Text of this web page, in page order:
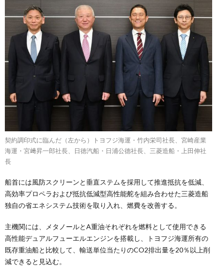
契約調印式に臨んだ（左から）トヨフジ海運・竹内栄司社長、宮崎産業
海運・宮﨑昇一郎社長、日徳汽船・日浦公德社長、三菱造船・上田伸社
長
船首には風防スクリーンと垂直ステムを採用して推進抵抗を低減、
高効率プロペラおよび抵抗低減型高性能舵を組み合わせた三菱造船
独自の省エネシステム技術を取り入れ、燃費を改善する。
主機関には、メタノールとA重油それぞれを燃料として使用できる
高性能デュアルフューエルエンジンを搭載し、トヨフジ海運所有の
既存重油船と比較して、輸送単位当たりのCO2排出量を20％以上削
減できると見込む。